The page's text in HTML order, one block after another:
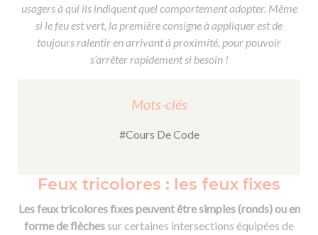
usagers à qui ils indiquent quel comportement adopter. Même
si le feu est vert, la première consigne à appliquer est de
toujours ralentir en arrivant à proximité, pour pouvoir
s’arrêter rapidement si besoin !
Mots-clés
#Cours De Code
Feux tricolores : les feux fixes
Les feux tricolores fixes peuvent être simples (ronds) ou en
forme de flèches sur certaines intersections équipées de